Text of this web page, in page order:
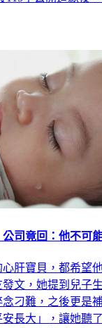
司竟回：他不可
肝寶貝，都希望
文，她提到兒子
刁難，之後更是
長大」，讓她聽